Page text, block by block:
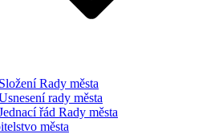
Složení Rady města
rady města
řád Rady města
města